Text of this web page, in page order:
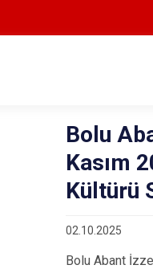
Bolu
Kasım
Kültürü
02.10.2025
Bolu Abant